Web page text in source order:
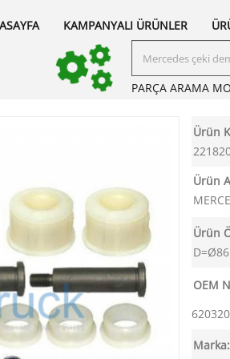
KAMPANYALI ÜRÜNLER
PARÇA ARAMA
Ürün
Ürün
Ürün
OEM
Marka: